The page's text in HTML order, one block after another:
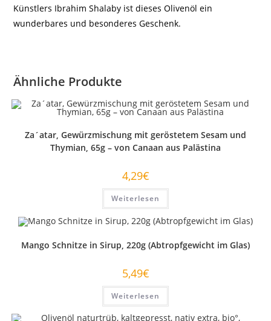
Künstlers Ibrahim Shalaby ist dieses Olivenöl ein
wunderbares und besonderes Geschenk.
Ähnliche Produkte
Za´atar, Gewürzmischung mit geröstetem Sesam und
Thymian, 65g – von Canaan aus Palästina
4,29€
Weiterlesen
Mango Schnitze in Sirup, 220g (Abtropfgewicht im Glas)
5,49€
Weiterlesen